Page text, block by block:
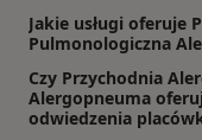
Jakie usługi oferuje
Pulmonologiczna
Czy Przychodnia
Alergopneuma
odwiedzenia